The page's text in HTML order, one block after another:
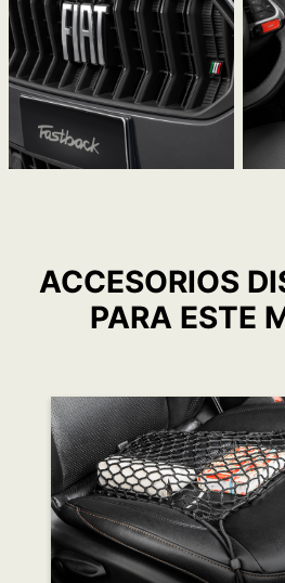
ACCESORIOS
PARA ESTE